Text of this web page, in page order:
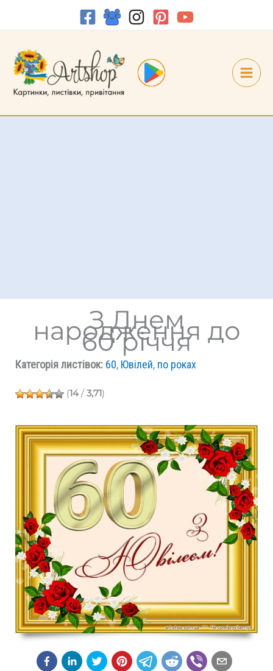
З Днем
народження до
60 річчя
Категорія листівок: 60, Ювілей, по роках
(14/ 3,71)